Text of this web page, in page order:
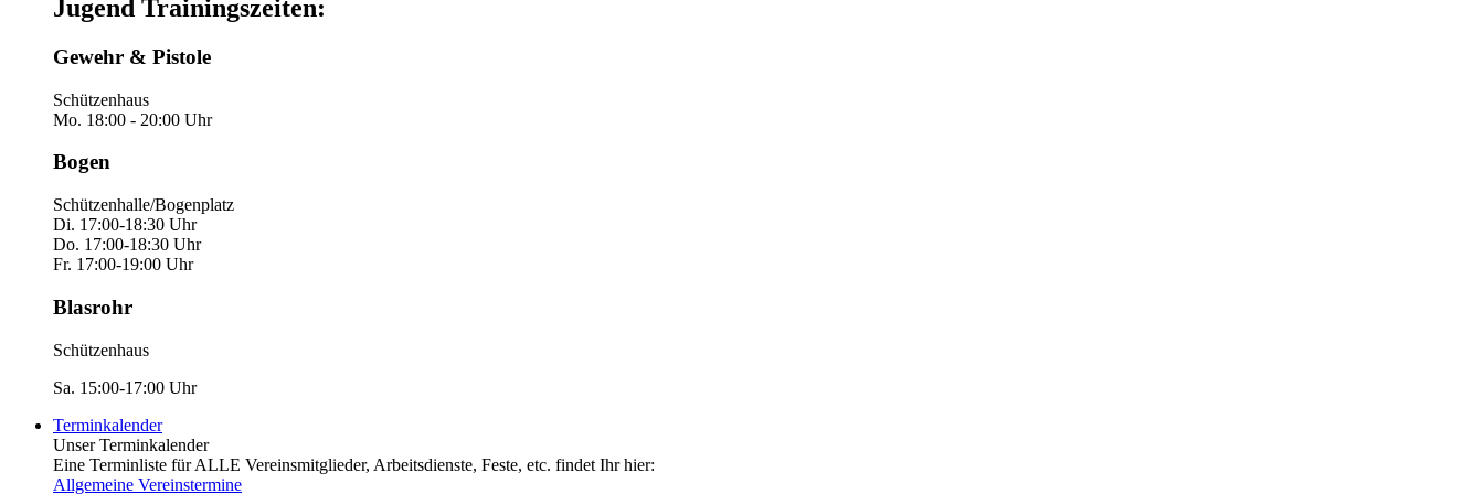
Jugend Trainingszeiten:
Gewehr & Pistole
Schützenhaus
Mo. 18:00 - 20:00 Uhr
Bogen
Schützenhalle/Bogenplatz
Di. 17:00-18:30 Uhr
Do. 17:00-18:30 Uhr
Fr. 17:00-19:00 Uhr
Blasrohr
Schützenhaus
Sa. 15:00-17:00 Uhr
Terminkalender
Unser Terminkalender
Eine Terminliste für ALLE Vereinsmitglieder, Arbeitsdienste, Feste, etc. findet Ihr hier:
Allgemeine Vereinstermine